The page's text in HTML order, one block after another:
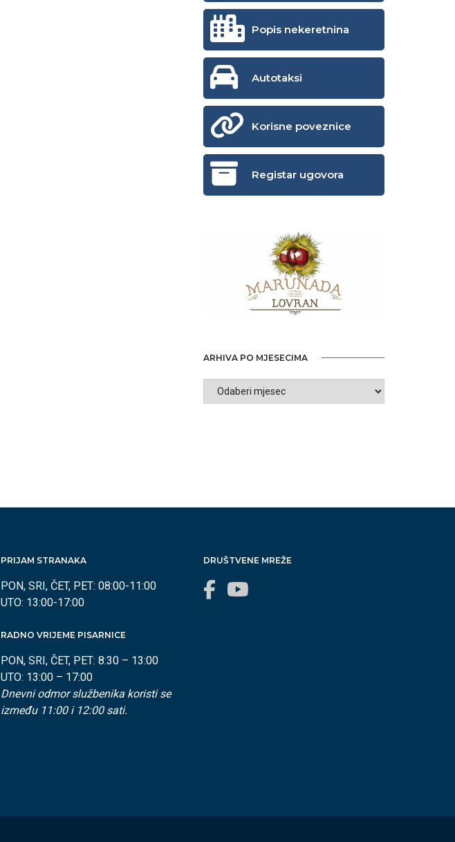
Popis nekeretnina
Autotaksi
Korisne poveznice
Registar ugovora
ARHIVA PO MJESECIMA
ARHIVA
PO
PRIJAM STRANAKA
PON, SRI, ČET, PET: 08:00-11:00
UTO: 13:00-17:00
RADNO VRIJEME PISARNICE
PON, SRI, ČET, PET: 8:30 – 13:00
UTO: 13:00 – 17:00
Dnevni odmor službenika koristi se
između 11:00 i 12:00 sati.
DRUŠTVENE MREŽE